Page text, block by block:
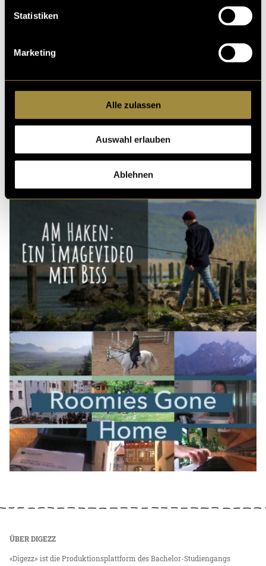
Statistiken
Marketing
Alle zulassen
Auswahl erlauben
Ablehnen
ÜBER DIGEZZ
«Digezz» ist die Produktionsplattform des Bachelor-Studiengangs